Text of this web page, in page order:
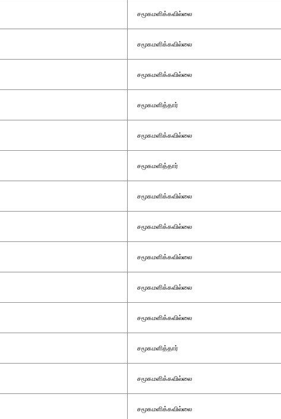
சமூகமளிக்கவில்லை
சமூகமளிக்கவில்லை
சமூகமளிக்கவில்லை
சமூகமளித்தார்
சமூகமளிக்கவில்லை
சமூகமளித்தார்
சமூகமளிக்கவில்லை
சமூகமளிக்கவில்லை
சமூகமளிக்கவில்லை
சமூகமளிக்கவில்லை
சமூகமளிக்கவில்லை
சமூகமளித்தார்
சமூகமளிக்கவில்லை
சமூகமளிக்கவில்லை